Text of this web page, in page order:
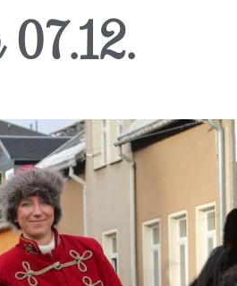
07.12.